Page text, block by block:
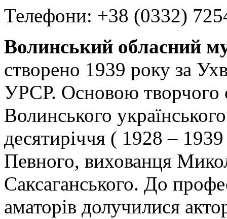
Телефони: +38 (0332)
Волинський обласний
створено 1939 року за
УРСР. Основою творчого
Волинського
десятиріччя ( 1928 –
Певного, вихованця
Саксаганського. До
аматорів долучилися